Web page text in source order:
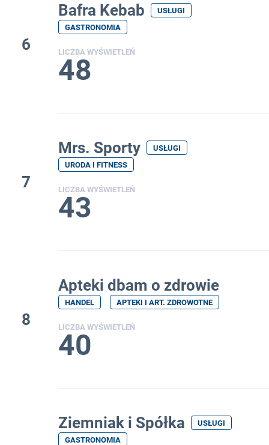
6
Bafra Kebab
USŁUGI
GASTRONOMIA
LICZBA WYŚWIETLEŃ
48
7
Mrs. Sporty
USŁUGI
URODA I FITNESS
LICZBA WYŚWIETLEŃ
43
8
Apteki dbam o zdrowie
HANDEL APTEKI I ART. ZDROWOTNE
LICZBA WYŚWIETLEŃ
40
Ziemniak i Spółka
USŁUGI
GASTRONOMIA